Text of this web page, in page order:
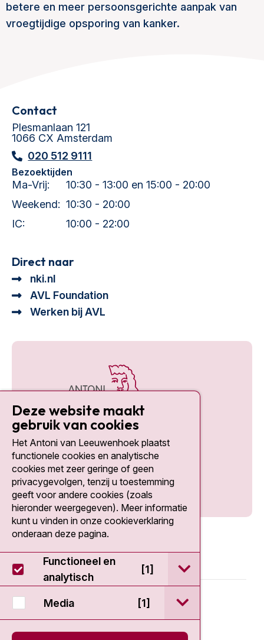
betere en meer persoonsgerichte aanpak van
vroegtijdige opsporing van kanker.
Contact
Plesmanlaan 121
1066 CX Amsterdam
020 512 9111
Bezoektijden
Ma-Vrij:
10:30 - 13:00 en 15:00 - 20:00
Weekend: 10:30 - 20:00
IC:
10:00 - 22:00
Direct naar
nki.nl
AVL Foundation
Werken bij AVL
Social media
© 2026 - Antoni van Leeuwenhoek
Disclaimer
Deze website maakt
gebruik van cookies
Het Antoni van Leeuwenhoek plaatst
functionele cookies en analytische
cookies met zeer geringe of geen
privacygevolgen, tenzij u toestemming
geeft voor andere cookies (zoals
hieronder weergegeven). Meer informatie
kunt u vinden in onze cookieverklaring
onderaan deze pagina.
Functioneel en
analytisch
[1] open / sluit
Media [1] open / sluit